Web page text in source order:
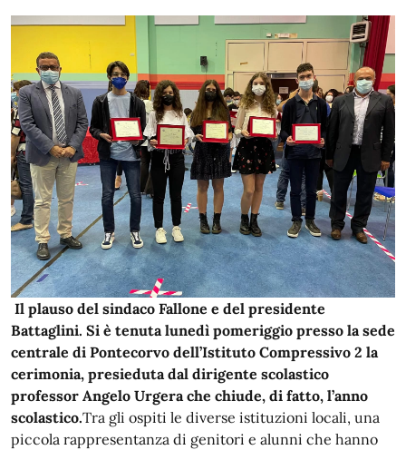
Il plauso del sindaco Fallone e del presidente
Battaglini. Si è tenuta lunedì pomeriggio presso la sede
centrale di Pontecorvo dell’Istituto Compressivo 2 la
cerimonia, presieduta dal dirigente scolastico
professor Angelo Urgera che chiude, di fatto, l’anno
scolastico.Tra gli ospiti le diverse istituzioni locali, una
piccola rappresentanza di genitori e alunni che hanno